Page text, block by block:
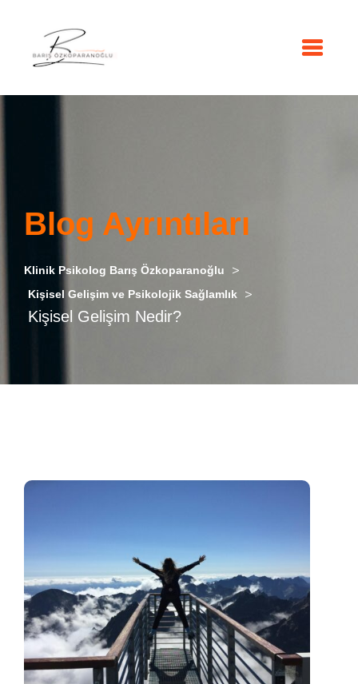
Blog Ayrıntıları
Klinik Psikolog Barış Özkoparanoğlu >
Kişisel Gelişim ve Psikolojik Sağlamlık >
Kişisel Gelişim Nedir?